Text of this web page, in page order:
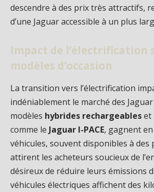
descendre à des prix très attractifs,
d’une Jaguar accessible à un plus
Impact de l’électrification
modèles d’occasion
La transition vers l’électrification
indéniablement le marché des Jaguar
modèles hybrides rechargeableset
comme le Jaguar I-PACE, gagnent
véhicules, souvent disponibles à des
attirent les acheteurs soucieux de
désireux de réduire leurs émissions
véhicules électriques affichent des